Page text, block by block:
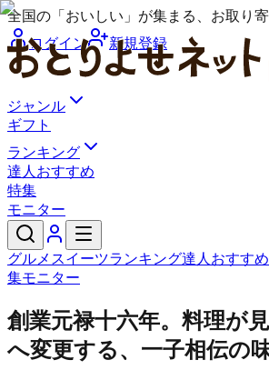
全国の「おいしい」が集まる、お取り
ログイン
新規登録
ジャンル
ギフト
ランキング
達人おすすめ
特集
モニター
グルメ スイーツランキング達人おすすめ
集モニター
創業元禄十六年。料理が
へ変更する、一子相伝の